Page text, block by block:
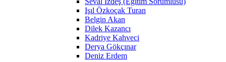
Işıl Özkoçak Turan
Belgin Akan
Dilek Kazancı
Kadriye Kahveci
Derya Gökçınar
Deniz Erdem